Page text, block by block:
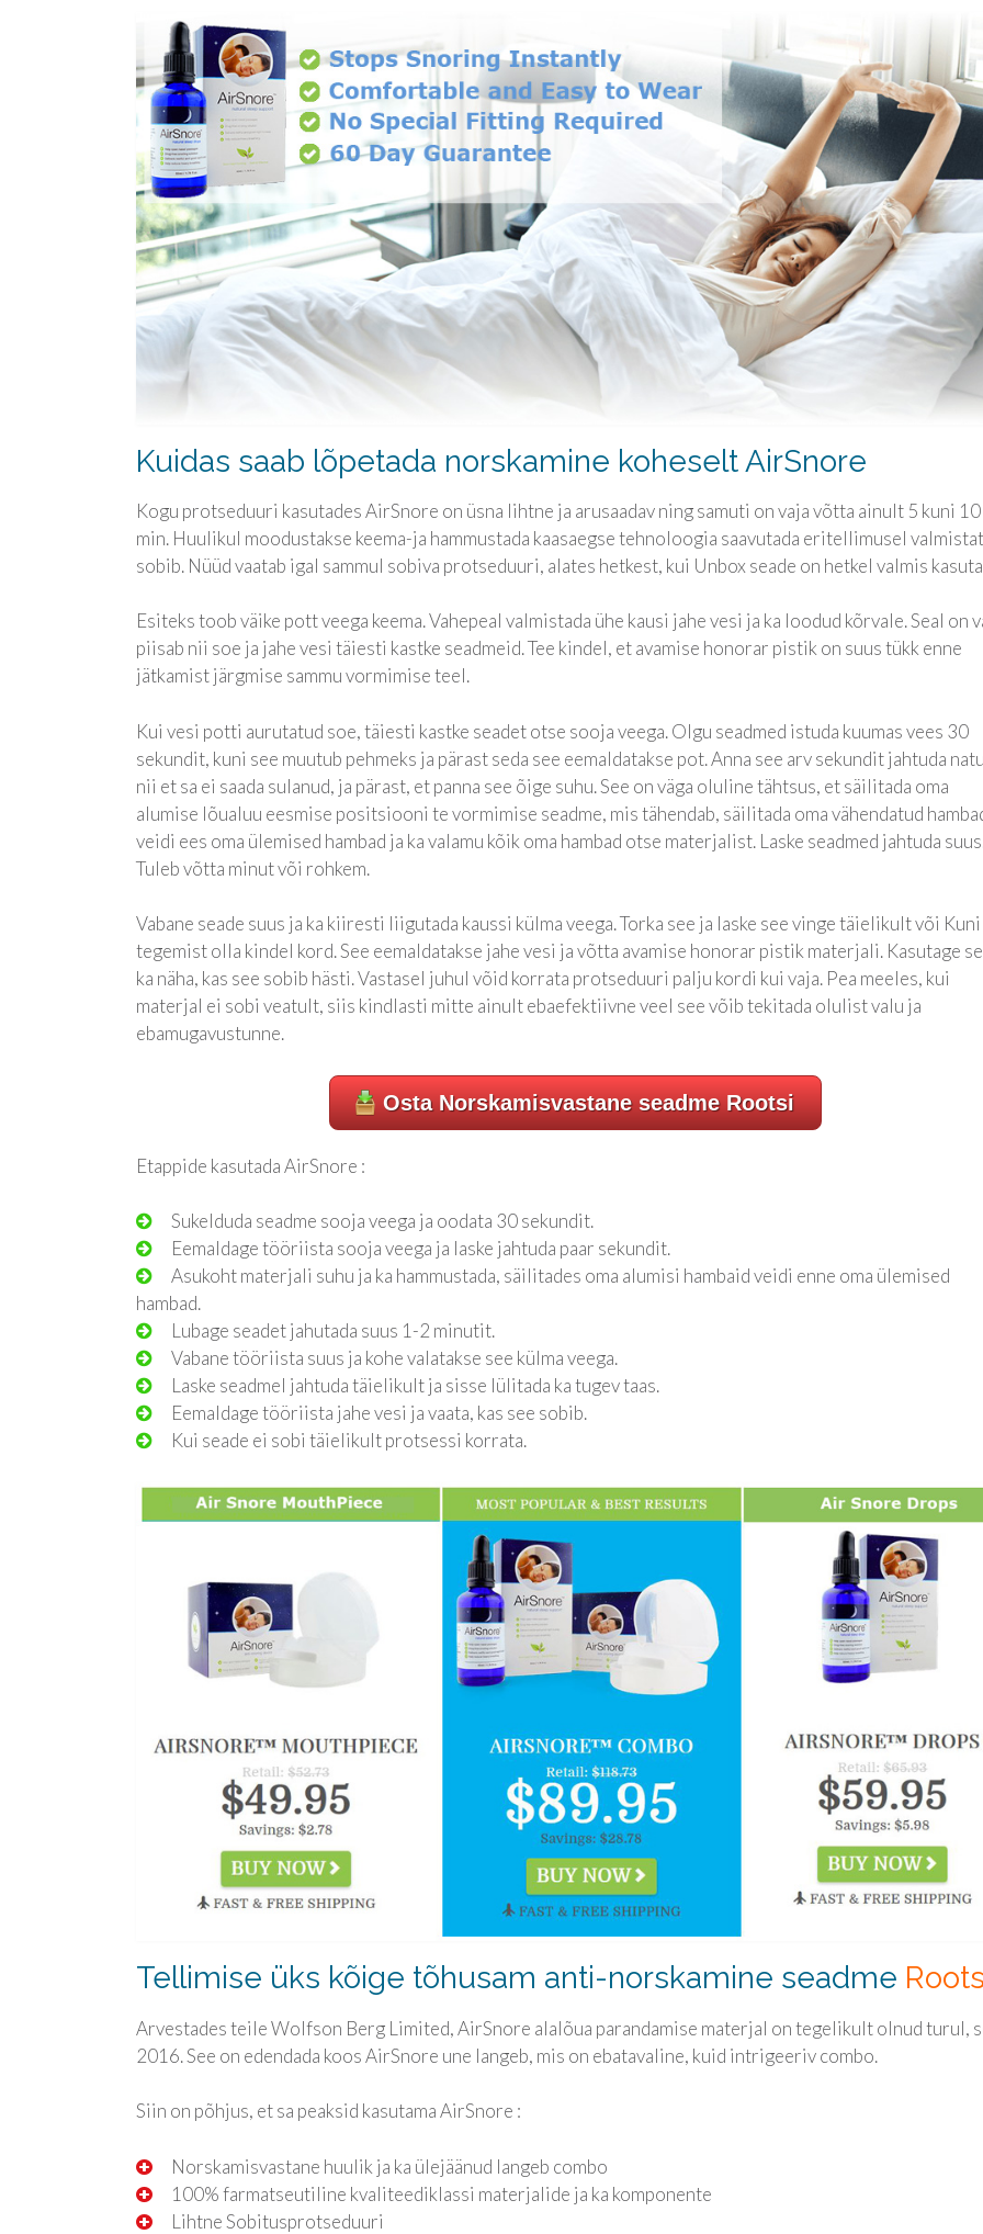
Kuidas saab lõpetada norskamine koheselt AirSnore
Kogu protseduuri kasutades AirSnore on üsna lihtne ja arusaadav ning samuti on vaja võtta ainult 5 kuni 10
min. Huulikul moodustakse keema-ja hammustada kaasaegse tehnoloogia saavutada eritellimusel
sobib. Nüüd vaatab igal sammul sobiva protseduuri, alates hetkest, kui Unbox seade on hetkel valmis
Esiteks toob väike pott veega keema. Vahepeal valmistada ühe kausi jahe vesi ja ka loodud kõrvale. Seal on
piisab nii soe ja jahe vesi täiesti kastke seadmeid. Tee kindel, et avamise honorar pistik on suus tükk enne
jätkamist järgmise sammu vormimise teel.
Kui vesi potti aurutatud soe, täiesti kastke seadet otse sooja veega. Olgu seadmed istuda kuumas vees 30
sekundit, kuni see muutub pehmeks ja pärast seda see eemaldatakse pot. Anna see arv sekundit jahtuda
nii et sa ei saada sulanud, ja pärast, et panna see õige suhu. See on väga oluline tähtsus, et säilitada oma
alumise lõualuu eesmise positsiooni te vormimise seadme, mis tähendab, säilitada oma vähendatud
veidi ees oma ülemised hambad ja ka valamu kõik oma hambad otse materjalist. Laske seadmed jahtuda
Tuleb võtta minut või rohkem.
Vabane seade suus ja ka kiiresti liigutada kaussi külma veega. Torka see ja laske see vinge täielikult või Kuni
tegemist olla kindel kord. See eemaldatakse jahe vesi ja võtta avamise honorar pistik materjali. Kasutage
ka näha, kas see sobib hästi. Vastasel juhul võid korrata protseduuri palju kordi kui vaja. Pea meeles, kui
materjal ei sobi veatult, siis kindlasti mitte ainult ebaefektiivne veel see võib tekitada olulist valu ja
ebamugavustunne.
Osta Norskamisvastane seadme Rootsi
Etappide kasutada AirSnore :
Sukelduda seadme sooja veega ja oodata 30 sekundit.
Eemaldage tööriista sooja veega ja laske jahtuda paar sekundit.
Asukoht materjali suhu ja ka hammustada, säilitades oma alumisi hambaid veidi enne oma ülemised
hambad.
Lubage seadet jahutada suus 1-2 minutit.
Vabane tööriista suus ja kohe valatakse see külma veega.
Laske seadmel jahtuda täielikult ja sisse lülitada ka tugev taas.
Eemaldage tööriista jahe vesi ja vaata, kas see sobib.
Kui seade ei sobi täielikult protsessi korrata.
Tellimise üks kõige tõhusam anti-norskamine seadme
Arvestades teile Wolfson Berg Limited, AirSnore alalõua parandamise materjal on tegelikult olnud turul,
2016. See on edendada koos AirSnore une langeb, mis on ebatavaline, kuid intrigeeriv combo.
Siin on põhjus, et sa peaksid kasutama AirSnore :
Norskamisvastane huulik ja ka ülejäänud langeb combo
100% farmatseutiline kvaliteediklassi materjalide ja ka komponente
Lihtne Sobitusprotseduuri